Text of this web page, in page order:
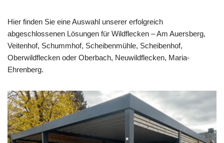
Hier finden Sie eine Auswahl unserer erfolgreich
abgeschlossenen Lösungen für Wildflecken – Am Auersberg,
Veitenhof, Schummhof, Scheibenmühle, Scheibenhof,
Oberwildflecken oder Oberbach, Neuwildflecken, Maria-
Ehrenberg.